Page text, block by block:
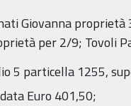
Giovanna
per 2/9; Tovoli
5 particella 1255,
Euro 401,50;